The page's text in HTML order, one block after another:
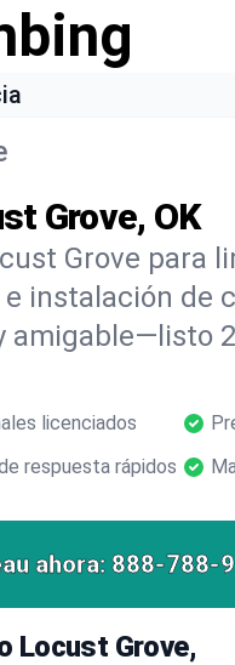
Grove, OK
Grove para
instalación de
amigable—listo
licenciados
respuesta rápidos
ahora: 888-788-
Locust Grove,